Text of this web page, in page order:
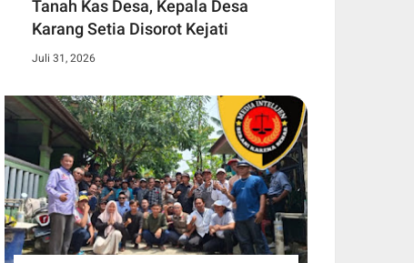
Tanah Kas Desa, Kepala Desa
Karang Setia Disorot Kejati
Juli 31, 2026